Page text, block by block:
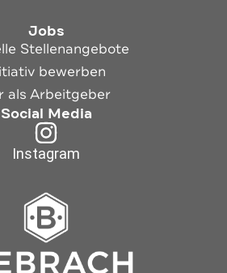
Jobs
Stellenangebote
bewerben
als Arbeitgeber
Social Media
Instagram